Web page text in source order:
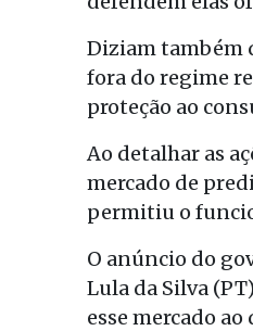
Diziam também
fora do regime
proteção ao
Ao detalhar as
mercado de
permitiu o
O anúncio do
Lula da Silva
esse mercado